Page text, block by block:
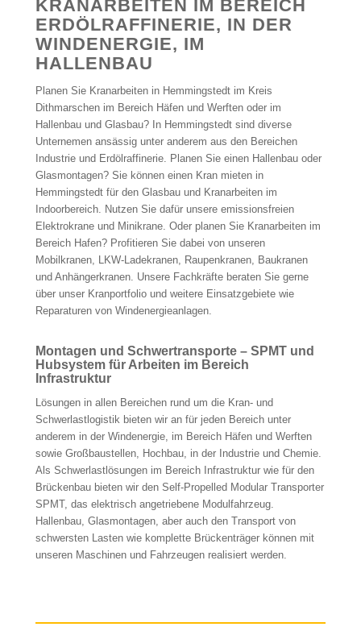
KRANARBEITEN IM BEREICH
ERDÖLRAFFINERIE, IN DER
WINDENERGIE, IM
HALLENBAU
Planen Sie Kranarbeiten in Hemmingstedt im Kreis
Dithmarschen im Bereich Häfen und Werften oder im
Hallenbau und Glasbau? In Hemmingstedt sind diverse
Unternemen ansässig unter anderem aus den Bereichen
Industrie und Erdölraffinerie. Planen Sie einen Hallenbau oder
Glasmontagen? Sie können einen Kran mieten in
Hemmingstedt für den Glasbau und Kranarbeiten im
Indoorbereich. Nutzen Sie dafür unsere emissionsfreien
Elektrokrane und Minikrane. Oder planen Sie Kranarbeiten im
Bereich Hafen? Profitieren Sie dabei von unseren
Mobilkranen, LKW-Ladekranen, Raupenkranen, Baukranen
und Anhängerkranen. Unsere Fachkräfte beraten Sie gerne
über unser Kranportfolio und weitere Einsatzgebiete wie
Reparaturen von Windenergieanlagen.
Montagen und Schwertransporte – SPMT und
Hubsystem für Arbeiten im Bereich
Infrastruktur
Lösungen in allen Bereichen rund um die Kran- und
Schwerlastlogistik bieten wir an für jeden Bereich unter
anderem in der Windenergie, im Bereich Häfen und Werften
sowie Großbaustellen, Hochbau, in der Industrie und Chemie.
Als Schwerlastlösungen im Bereich Infrastruktur wie für den
Brückenbau bieten wir den Self-Propelled Modular Transporter
SPMT, das elektrisch angetriebene Modulfahrzeug.
Hallenbau, Glasmontagen, aber auch den Transport von
schwersten Lasten wie komplette Brückenträger können mit
unseren Maschinen und Fahrzeugen realisiert werden.